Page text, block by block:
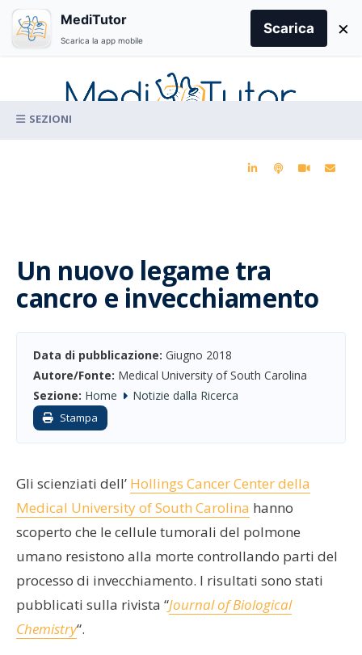
content
Un nuovo legame tra
cancro e invecchiamento
Data di pubblicazione: Giugno 2018
Autore/Fonte: Medical University of South Carolina
Sezione: Home Notizie dalla Ricerca
Stampa
Gli scienziati dell’ Hollings Cancer Center della
Medical University of South Carolina hanno
scoperto che le cellule tumorali del polmone
umano resistono alla morte controllando parti del
processo di invecchiamento. I risultati sono stati
pubblicati sulla rivista “Journal of Biological
Chemistry“.
for:
MediTutor
Scarica la app mobile
Scarica ×